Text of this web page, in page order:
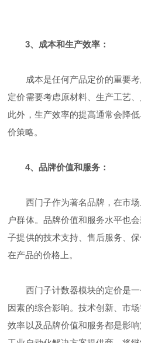
3、成本和生产效率：
成本是任何产品定价的重要考
定价需要考虑原材料、生产工艺
此外，生产效率的提高通常会降
价策略。
4、品牌价值和服务：
西门子作为著名品牌，在市场
户群体。品牌价值和服务水平也
子提供的技术支持、售后服务、
在产品的价格上。
西门子计数器模块的定价是一
因素的综合影响。技术创新、市
效率以及品牌价值和服务都是影